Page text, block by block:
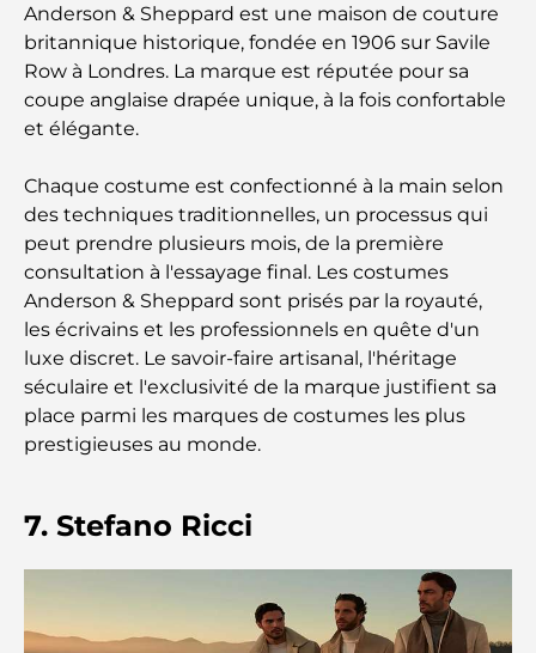
Les marques de costumes les plus chères qui
définissent le luxe sur mesure
Restaurants de J1 Beach : la nouvelle destination
gastronomique de luxe à Dubaï
Les montres Rolex les plus chères jamais vendues
Crèches à Dubai Hills : Guide pour les parents
A Brief Guide to Buying Property in Dubai (2025-
26)
Les meilleurs cafés du centre-ville de Dubaï : le
Les Mercedes les plus chères jamais créées
Déménager à Dubaï depuis l'Australie : Guide
complet du déménagement
Anderson & Sheppard est une maison de couture
britannique historique, fondée en 1906 sur Savile
Row à Londres. La marque est réputée pour sa
coupe anglaise drapée unique, à la fois confortable
et élégante.
Chaque costume est confectionné à la main selon
des techniques traditionnelles, un processus qui
peut prendre plusieurs mois, de la première
consultation à l'essayage final. Les costumes
Anderson & Sheppard sont prisés par la royauté,
les écrivains et les professionnels en quête d'un
luxe discret. Le savoir-faire artisanal, l'héritage
séculaire et l'exclusivité de la marque justifient sa
place parmi les marques de costumes les plus
prestigieuses au monde.
7. Stefano Ricci